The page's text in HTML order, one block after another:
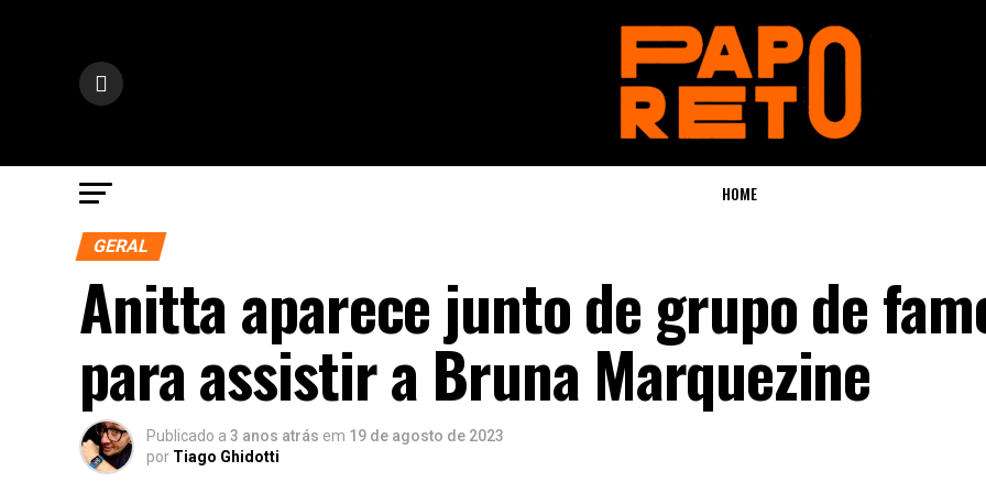
HOME
GERAL
Anitta aparece junto de grupo de
para assistir a Bruna Marquezine
Publicado a 3 anos atrás em 19 de agosto de 2023
por Tiago Ghidotti